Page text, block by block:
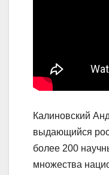
Калиновский
выдающийся
более 200
множества